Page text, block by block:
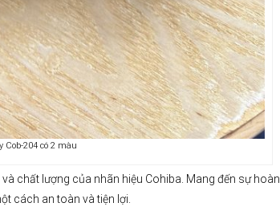
Cob-204 có 2 màu
chất lượng của nhãn hiệu Cohiba. Mang đến sự hoàn
cách an toàn và tiện lợi.